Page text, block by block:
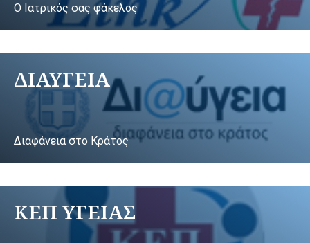
Ο Ιατρικός σας φάκελος
ΔΙΑΥΓΕΙΑ
Διαφάνεια στο Κράτος
ΚΕΠ ΥΓΕΙΑΣ